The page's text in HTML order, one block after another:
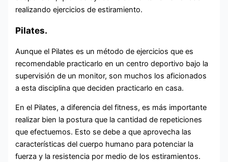
realizando ejercicios de estiramiento.
Pilates.
Aunque el Pilates es un método de ejercicios que es
recomendable practicarlo en un centro deportivo bajo la
supervisión de un monitor, son muchos los aficionados
a esta disciplina que deciden practicarlo en casa.
En el Pilates, a diferencia del fitness, es más importante
realizar bien la postura que la cantidad de repeticiones
que efectuemos. Esto se debe a que aprovecha las
características del cuerpo humano para potenciar la
fuerza y la resistencia por medio de los estiramientos.